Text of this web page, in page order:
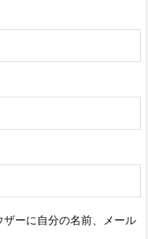
ーに自分の名前、メール